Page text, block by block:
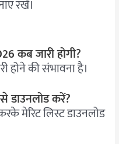
रखें।
कब जारी होगी?
होने की संभावना है।
डाउनलोड करें?
मेरिट लिस्ट डाउनलोड